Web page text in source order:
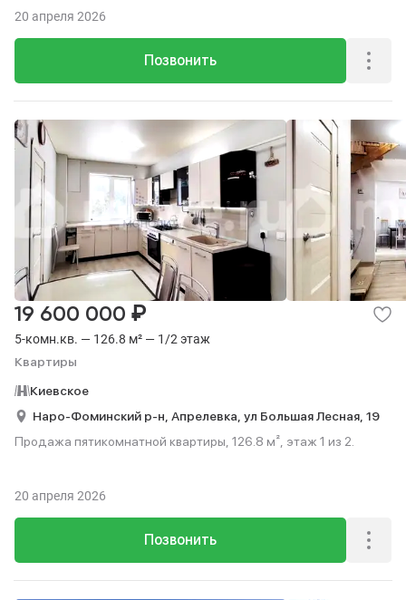
Позвонить
20 апреля 2026
5-комн.кв. — 126.8 м² — 1/2 этаж
Квартиры
19 600 000 ₽
Киевское
Наро-Фоминский р-н, Апрелевка, ул Большая Лесная, 19
Продажа пятикомнатной квартиры, 126.8 м², этаж 1 из 2.
Позвонить
20 апреля 2026